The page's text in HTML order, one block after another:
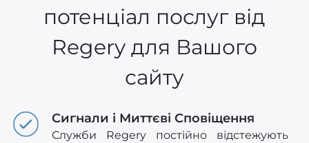
потенціал послуг від
Regery для Вашого
сайту
Сигнали і Миттєві Сповіщення
Служби Regery постійно відстежують